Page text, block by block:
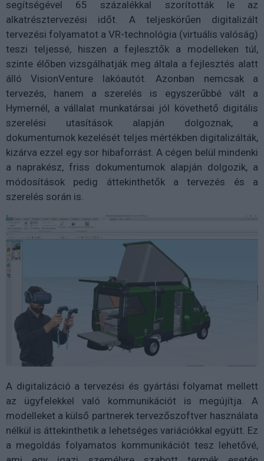
segítségével 65 százalékkal szorították le az
alkatrésztervezési időt. A teljeskörűen digitalizált
tervezési folyamatot a VR-technológia (virtuális valóság)
teszi teljessé, hiszen a fejlesztők a modelleken túl,
szinte élőben vizsgálhatják meg általa a fejlesztés alatt
álló VisionVenture lakóautót. Azonban nemcsak a
tervezés, hanem a szerelés is egyszerűbbé vált a
Hymernél, a vállalat munkatársai jól követhető digitális
szerelési utasítások alapján dolgoznak, a
dokumentumok kezelését teljes mértékben digitalizálták,
kizárva ezzel egy sor hibaforrást. A cégen belül mindenki
a naprakész, friss dokumentumok alapján dolgozik, a
módosítások pedig áttekinthetők a tervezés és a
szerelés során is.
A digitalizáció a tervezési és gyártási folyamat mellett
az ügyfelekkel való kommunikációt is megújítja. A
modelleket a külső partnerek tervezőszoftver használata
nélkül is áttekinthetik a lehetséges variációkkal együtt. Ez
a megoldás folyamatos kommunikációt tesz lehetővé,